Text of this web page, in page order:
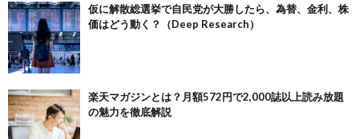
仮に解散総選挙で自民党が大勝したら、為替、金利、株
価はどう動く？（Deep Research）
楽天マガジンとは？月額572円で2,000誌以上読み放題
の魅力を徹底解説